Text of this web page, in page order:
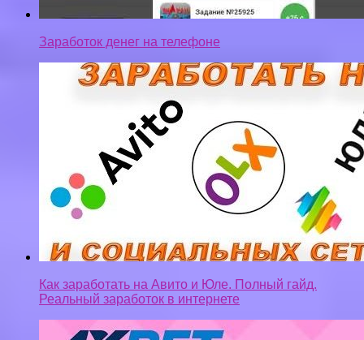
Заработок денег на телефоне
Как заработать на Авито и Юле. Полный гайд.
Реальный заработок в интернете